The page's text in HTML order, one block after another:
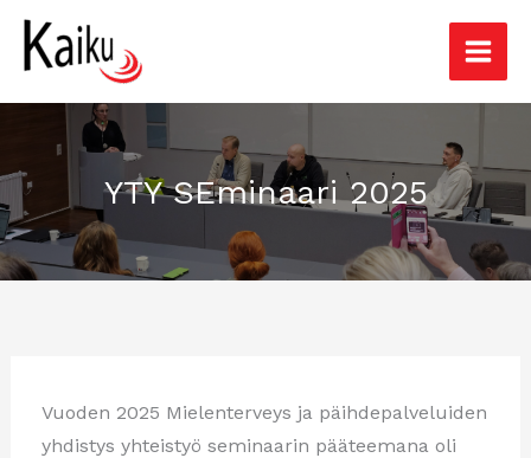
Siirry
sisältöön
YTY SEminaari 2025
Vuoden 2025 Mielenterveys ja päihdepalveluiden
yhdistys yhteistyö seminaarin pääteemana oli